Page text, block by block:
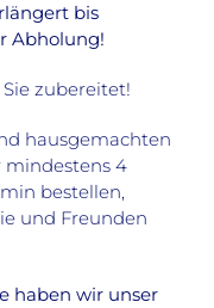
bis
Abholung!
zubereitet!
hausgemachten
mindestens 4
bestellen,
und Freunden
haben wir unser